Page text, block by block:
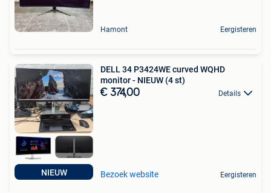
Hamont Eergisteren
NIEUW
DELL 34 P3424WE curved WQHD
monitor - NIEUW (4 st)
€ 374,00 Details
Bezoek website Eergisteren